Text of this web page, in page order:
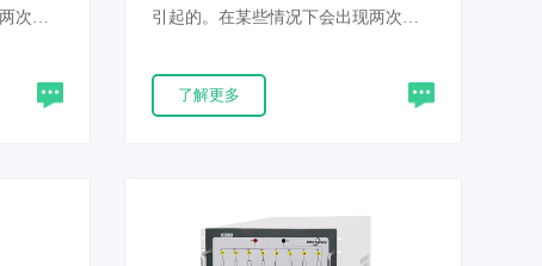
次或
引起
不能
求。
引起的。在某些情况下会出现两次或
是由连接到电网的负荷连续变化引起
的。如果EUT对电源电压的变化不能
压变化时的性能，产品满足IEC61000-
4-11和GB/T17626.11等新标准要求。
了解更多